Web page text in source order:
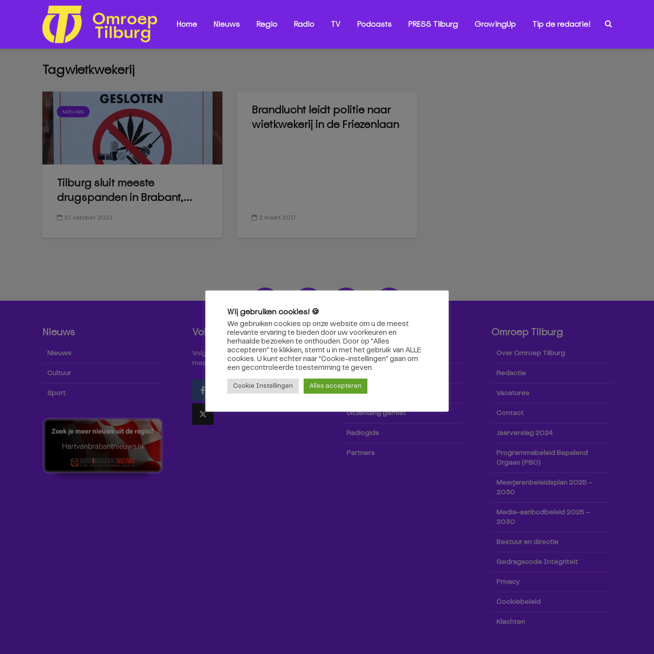
Home Nieuws Regio Radio TV Podcasts PRESS Tilburg GrowingUp Tip de redactie!
Tagwietkwekerij
NIEUWS
Tilburg sluit meeste
drugspanden in Brabant,...
21 oktober 2021
Brandlucht leidt politie naar
wietkwekerij in de Friezenlaan
2 maart 2017
Nieuws
Nieuws
Cultuur
Sport
Volg ons!
Volg Omroep Tilburg niet alleen hier,
maar ook via social media!
Radio & TV
Kijk tv
Radio
TV-gids
Uitzending gemist
Radiogids
Partners
Omroep Tilburg
Over Omroep Tilburg
Redactie
Vacatures
Contact
Jaarverslag 2024
Programmabeleid Bepalend
Orgaan (PBO)
Meerjarenbeleidsplan 2025 –
2030
Media-aanbodbeleid 2025 –
2030
Bestuur en directie
Gedragscode Integriteit
Privacy
Cookiebeleid
Klachten
Wij gebruiken cookies! 🍪
We gebruiken cookies op onze website om u de meest
relevante ervaring te bieden door uw voorkeuren en
herhaalde bezoeken te onthouden. Door op "Alles
accepteren" te klikken, stemt u in met het gebruik van ALLE
cookies. U kunt echter naar "Cookie-instellingen" gaan om
een ​​gecontroleerde toestemming te geven.
Cookie Instellingen Alles accepteren